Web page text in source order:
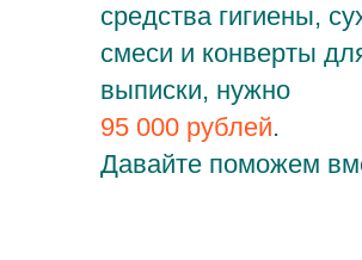
средства гигиены,
смеси и конверты
выписки, нужно
95 000 рублей.
Давайте поможем